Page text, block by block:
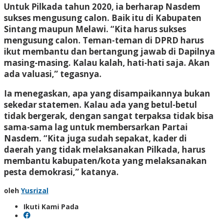
Untuk Pilkada tahun 2020, ia berharap Nasdem
sukses mengusung calon. Baik itu di Kabupaten
Sintang maupun Melawi. “Kita harus sukses
mengusung calon. Teman-teman di DPRD harus
ikut membantu dan bertangung jawab di Dapilnya
masing-masing. Kalau kalah, hati-hati saja. Akan
ada valuasi,” tegasnya.
Ia menegaskan, apa yang disampaikannya bukan
sekedar statemen. Kalau ada yang betul-betul
tidak bergerak, dengan sangat terpaksa tidak bisa
sama-sama lag untuk membersarkan Partai
Nasdem. “Kita juga sudah sepakat, kader di
daerah yang tidak melaksanakan Pilkada, harus
membantu kabupaten/kota yang melaksanakan
pesta demokrasi,” katanya.
oleh Yusrizal
Ikuti Kami Pada